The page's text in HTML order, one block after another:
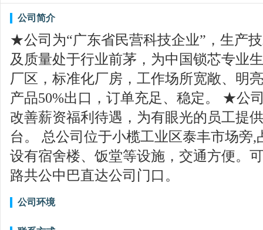
公司简介
★公司为“广东省民营科技企业”，生产
及质量处于行业前茅，为中国锁芯专业
厂区，标准化厂房，工作场所宽敞、明
产品50%出口，订单充足、稳定。 ★公
改善薪资福利待遇，为有眼光的员工提
台。 总公司位于小榄工业区泰丰市场旁,
设有宿舍楼、饭堂等设施，交通方便。
路共公中巴直达公司门口。
公司环境